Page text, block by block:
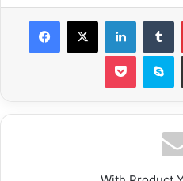
Facebook
X LinkedIn
Pocket